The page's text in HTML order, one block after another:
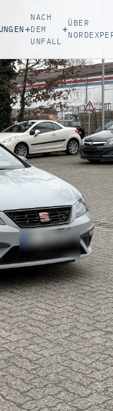
+
NACH
DEM
UNFALL
+ÜBER